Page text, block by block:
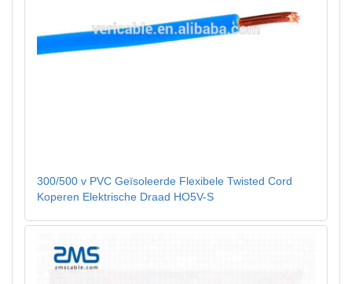
300/500 v PVC Geïsoleerde Flexibele Twisted Cord
Koperen Elektrische Draad HO5V-S